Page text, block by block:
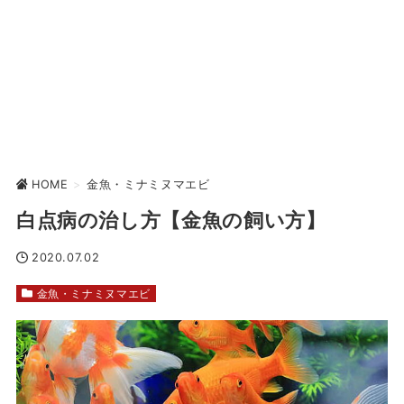
HOME > 金魚・ミナミヌマエビ
白点病の治し方【金魚の飼い方】
2020.07.02
金魚・ミナミヌマエビ